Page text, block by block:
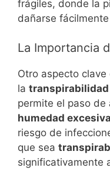
frágiles, donde la
dañarse
La Importancia
Otro aspecto
la transpirabilidad
permite el paso de
humedad excesiva
riesgo de
que sea
significativamente